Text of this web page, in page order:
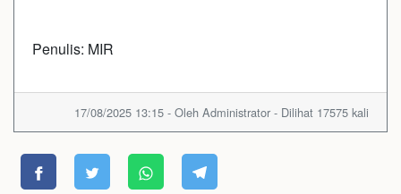
Penulis: MIR
17/08/2025 13:15 - Oleh Administrator - Dilihat 17575 kali